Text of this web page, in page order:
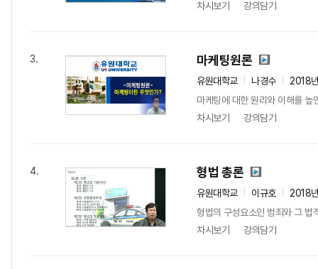
차시보기
강의담기
3. 마케팅원론
유원대학교 나경수
2018
마케팅에 대한 원리와 이해를 높
차시보기
강의담기
4. 형법 총론
유원대학교 이규호
2018
형법의 구성요소인 범죄와 그 법
차시보기
강의담기